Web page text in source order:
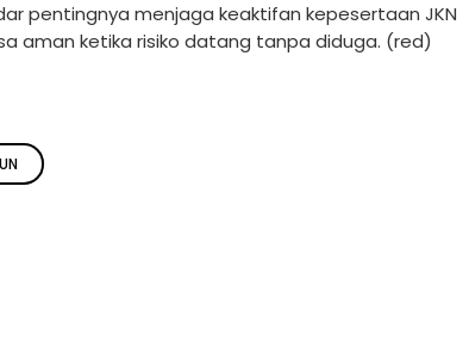
pentingnya menjaga keaktifan kepesertaan JKN
aman ketika risiko datang tanpa diduga. (red)